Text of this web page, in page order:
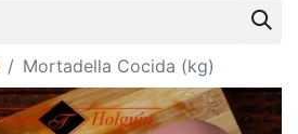
Mortadella Cocida (kg)